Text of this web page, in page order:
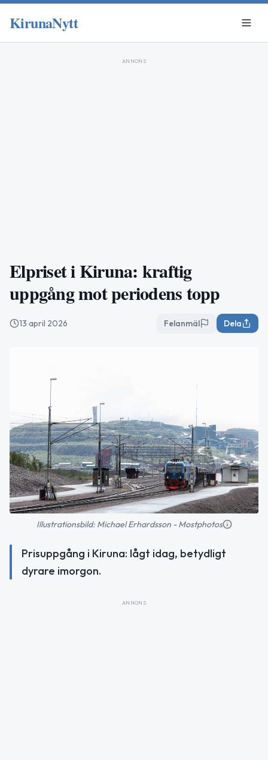
KirunaNytt
ANNONS
Elpriset i Kiruna: kraftig
uppgång mot periodens topp
13 april 2026 Felanmäl Dela
Illustrationsbild: Michael Erhardsson - Mostphotos
Prisuppgång i Kiruna: lågt idag, betydligt
dyrare imorgon.
ANNONS